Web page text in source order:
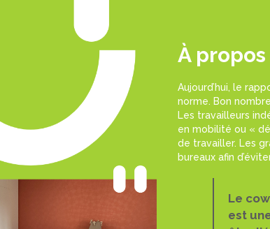
À propos
Aujourd’hui, le
norme. Bon
Les travailleurs
en mobilité ou «
de travailler. Les
bureaux afin
Le
est